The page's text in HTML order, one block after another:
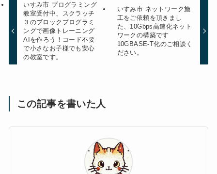
いすみ市 プログラミング
教室受付中、スクラッチ
３のブロックプログラミ
ングで画像トレーニング
AIを作ろう！コード不要
で小さなお子様でも安心
の教室です。
いすみ市 ネットワーク施
工をご依頼を頂きまし
た、10Gbps高速化ネット
ワークの構築です
10GBASE-T化のご相談く
ださい。
この記事を書いた人